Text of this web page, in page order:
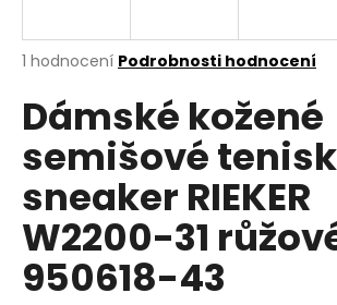
Průměrné
produktu
je
z
5
hvězdiček.
1 hodnocení Podrobnosti hodnocení
Dámské kožené
semišové
sneaker RIEKER
W2200-31
950618-43
j
t
?
HLEDAT